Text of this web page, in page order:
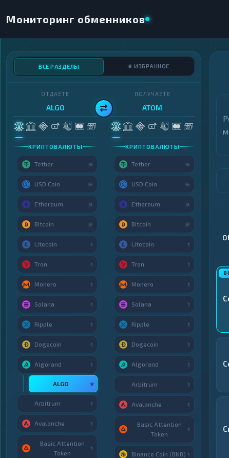
Мониторинг обменников
ВСЕ РАЗДЕЛЫ ★ ИЗБРАННОЕ
ОТДАЁТЕ
ALGO
КРИПТОВАЛЮТЫ
Tether 9
USD Coin 5
Ethereum 3
Bitcoin 2
Litecoin 1
Tron 1
Monero 1
Solana 1
Ripple 1
Dogecoin 1
Algorand 1
ALGO ★
Arbitrum 1
Avalanche 1
Basic Attention
Token
1
ПОЛУЧАЕТЕ
ATOM
КРИПТОВАЛЮТЫ
Tether 9
USD Coin 5
Ethereum 3
Bitcoin 2
Litecoin 1
Tron 1
Monero 1
Solana 1
Ripple 1
Dogecoin 1
Algorand 1
Arbitrum 1
Avalanche 1
Basic Attention
Token
1
Binance Coin (BNB) 1